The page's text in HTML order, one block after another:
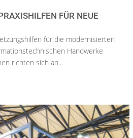
FÜR NEUE
für die modernisierten
Handwerke
richten sich an...